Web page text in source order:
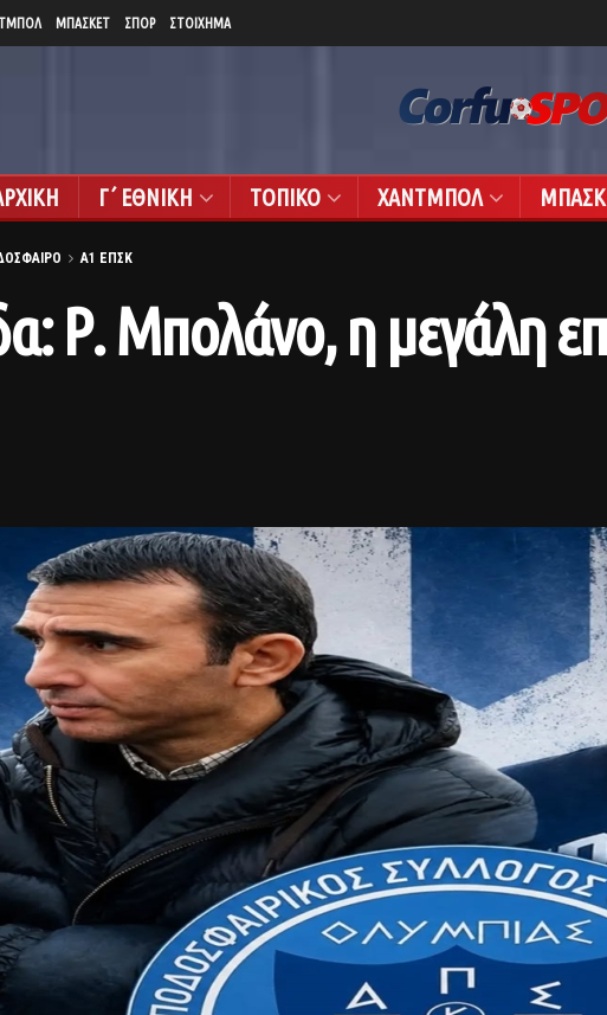
ΜΠΑΣΚΕΤ ΣΠΟΡ ΣΤΟΙΧΗΜΑ
Γ΄ ΕΘΝΙΚΗ ΤΟΠΙΚΟ ΧΑΝΤΜΠΟΛ
Α1 ΕΠΣΚ
Ρ. Μπολάνο, η μεγάλη